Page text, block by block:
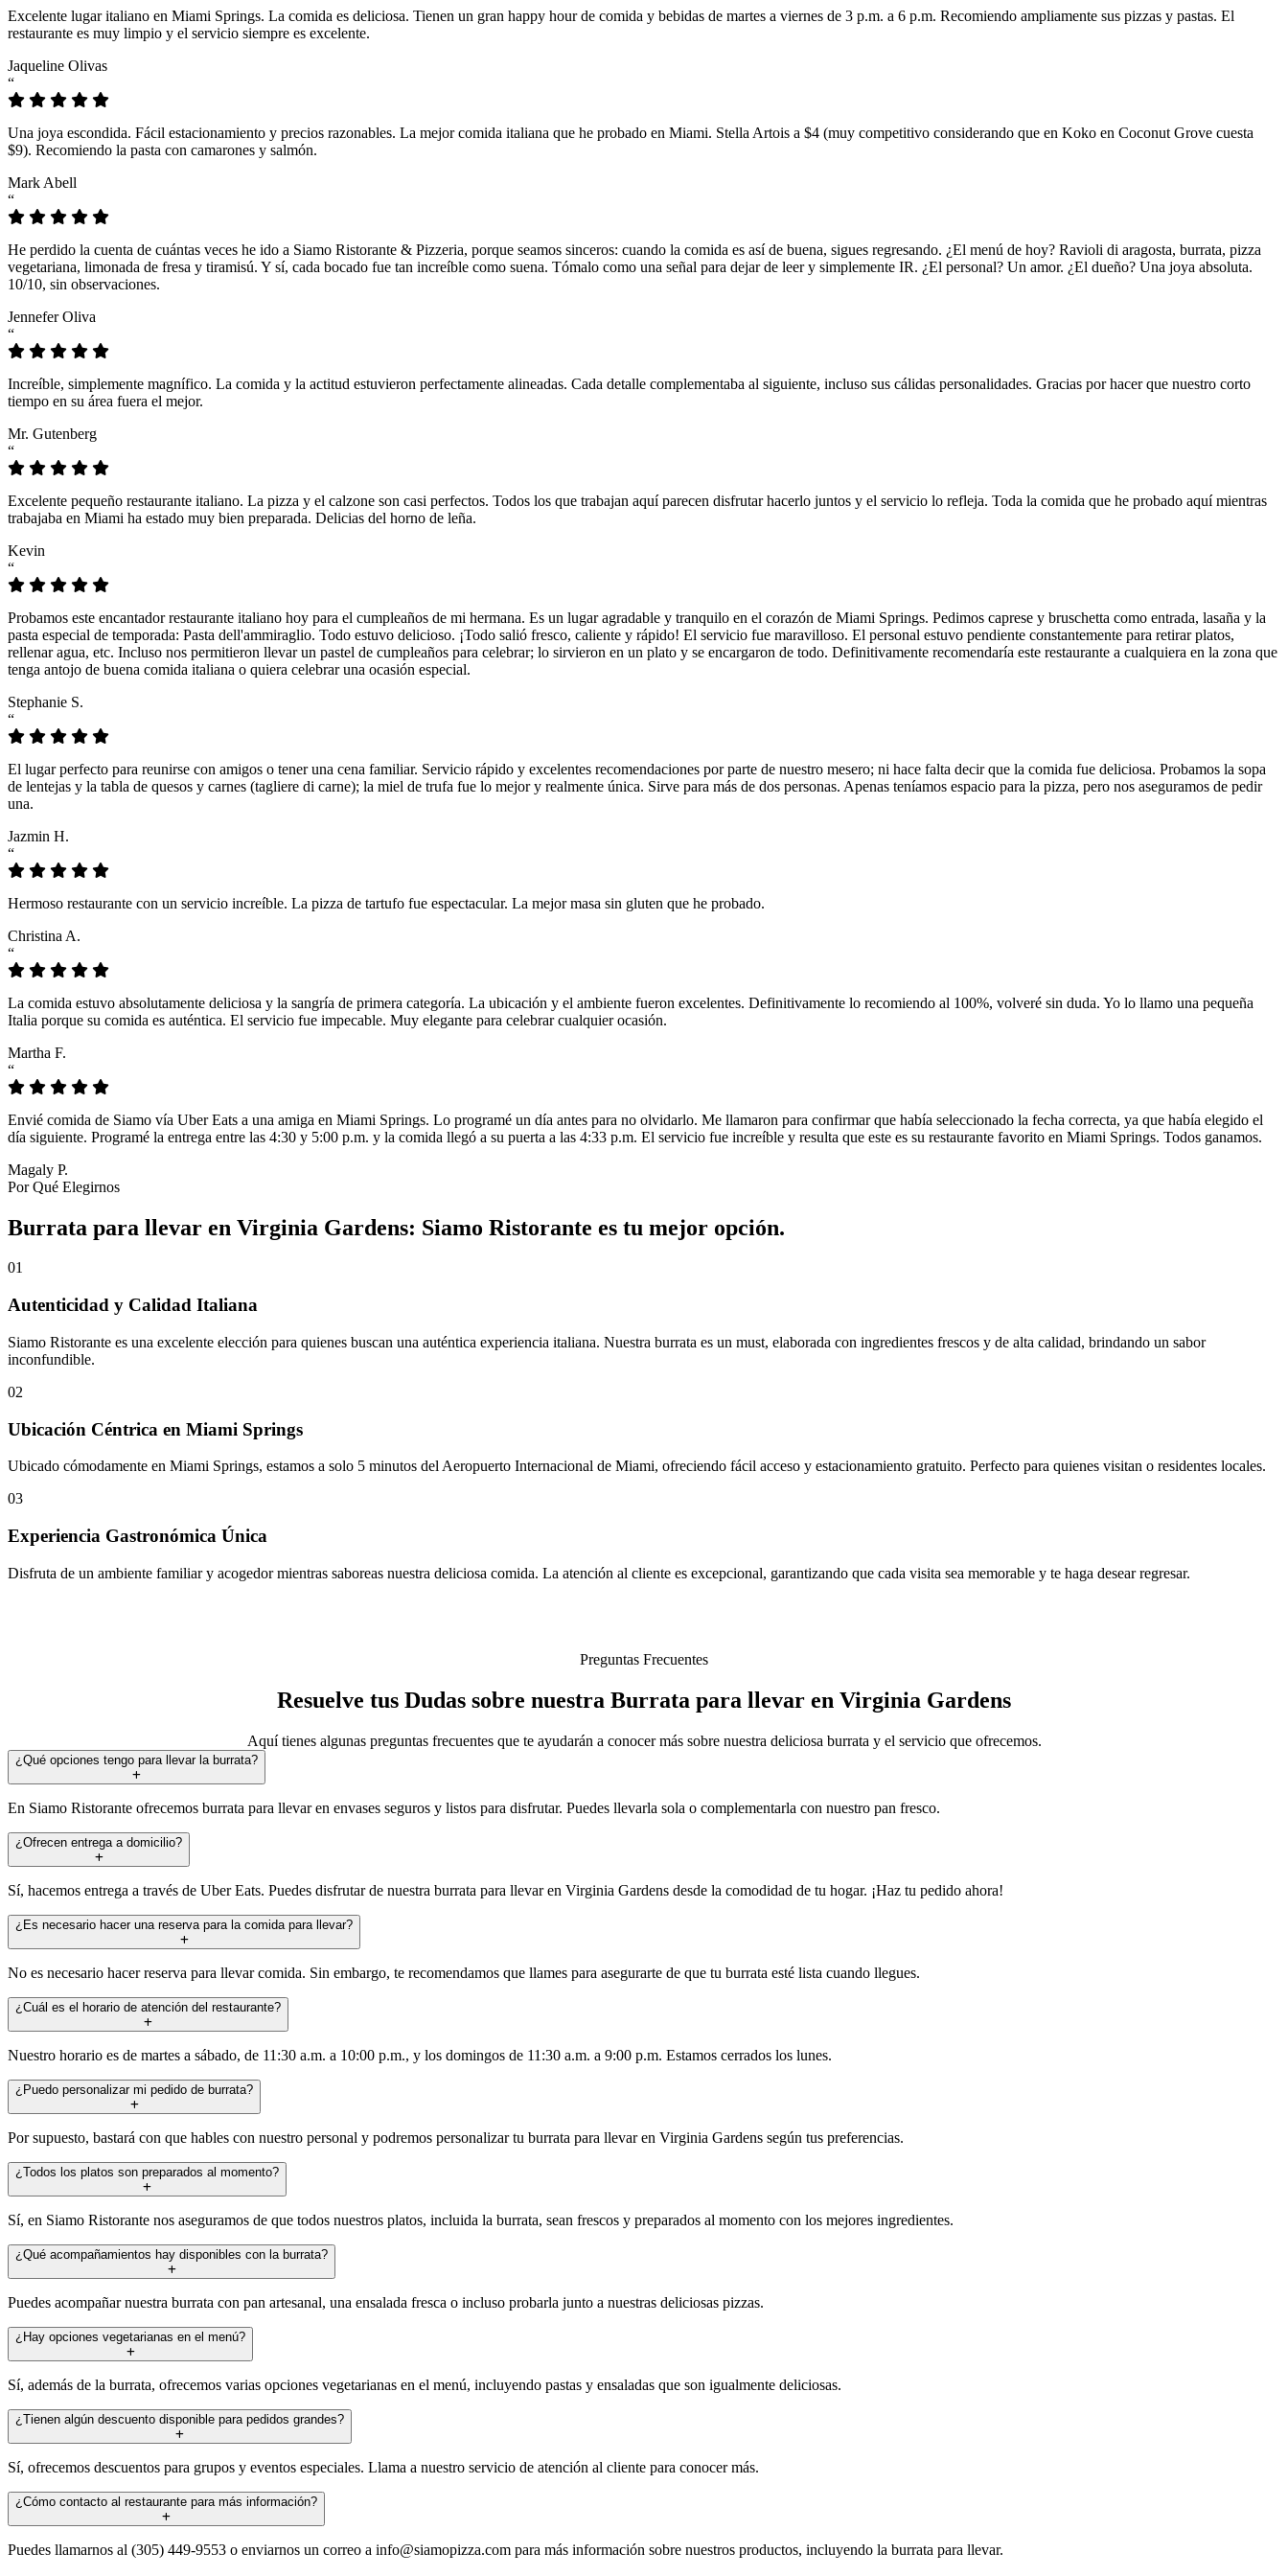
Excelente lugar italiano en Miami Springs. La comida es deliciosa. Tienen un gran happy hour de comida y bebidas de martes a viernes de 3 p.m. a 6 p.m. Recomiendo ampliamente sus pizzas y pastas. El
restaurante es muy limpio y el servicio siempre es excelente.
Jaqueline Olivas
“
Una joya escondida. Fácil estacionamiento y precios razonables. La mejor comida italiana que he probado en Miami. Stella Artois a $4 (muy competitivo considerando que en Koko en Coconut Grove cuesta
$9). Recomiendo la pasta con camarones y salmón.
Mark Abell
“
He perdido la cuenta de cuántas veces he ido a Siamo Ristorante & Pizzeria, porque seamos sinceros: cuando la comida es así de buena, sigues regresando. ¿El menú de hoy? Ravioli di aragosta, burrata, pizza
vegetariana, limonada de fresa y tiramisú. Y sí, cada bocado fue tan increíble como suena. Tómalo como una señal para dejar de leer y simplemente IR. ¿El personal? Un amor. ¿El dueño? Una joya absoluta.
10/10, sin observaciones.
Jennefer Oliva
“
Increíble, simplemente magnífico. La comida y la actitud estuvieron perfectamente alineadas. Cada detalle complementaba al siguiente, incluso sus cálidas personalidades. Gracias por hacer que nuestro corto
tiempo en su área fuera el mejor.
Mr. Gutenberg
“
Excelente pequeño restaurante italiano. La pizza y el calzone son casi perfectos. Todos los que trabajan aquí parecen disfrutar hacerlo juntos y el servicio lo refleja. Toda la comida que he probado aquí mientras
trabajaba en Miami ha estado muy bien preparada. Delicias del horno de leña.
Kevin
“
Probamos este encantador restaurante italiano hoy para el cumpleaños de mi hermana. Es un lugar agradable y tranquilo en el corazón de Miami Springs. Pedimos caprese y bruschetta como entrada, lasaña y la
pasta especial de temporada: Pasta dell'ammiraglio. Todo estuvo delicioso. ¡Todo salió fresco, caliente y rápido! El servicio fue maravilloso. El personal estuvo pendiente constantemente para retirar platos,
rellenar agua, etc. Incluso nos permitieron llevar un pastel de cumpleaños para celebrar; lo sirvieron en un plato y se encargaron de todo. Definitivamente recomendaría este restaurante a cualquiera en la zona que
tenga antojo de buena comida italiana o quiera celebrar una ocasión especial.
Stephanie S.
“
El lugar perfecto para reunirse con amigos o tener una cena familiar. Servicio rápido y excelentes recomendaciones por parte de nuestro mesero; ni hace falta decir que la comida fue deliciosa. Probamos la sopa
de lentejas y la tabla de quesos y carnes (tagliere di carne); la miel de trufa fue lo mejor y realmente única. Sirve para más de dos personas. Apenas teníamos espacio para la pizza, pero nos aseguramos de pedir
una.
Jazmin H.
“
Hermoso restaurante con un servicio increíble. La pizza de tartufo fue espectacular. La mejor masa sin gluten que he probado.
Christina A.
“
La comida estuvo absolutamente deliciosa y la sangría de primera categoría. La ubicación y el ambiente fueron excelentes. Definitivamente lo recomiendo al 100%, volveré sin duda. Yo lo llamo una pequeña
Italia porque su comida es auténtica. El servicio fue impecable. Muy elegante para celebrar cualquier ocasión.
Martha F.
“
Envié comida de Siamo vía Uber Eats a una amiga en Miami Springs. Lo programé un día antes para no olvidarlo. Me llamaron para confirmar que había seleccionado la fecha correcta, ya que había elegido el
día siguiente. Programé la entrega entre las 4:30 y 5:00 p.m. y la comida llegó a su puerta a las 4:33 p.m. El servicio fue increíble y resulta que este es su restaurante favorito en Miami Springs. Todos ganamos.
Magaly P.
Por Qué Elegirnos
Burrata para llevar en Virginia Gardens: Siamo Ristorante es tu mejor opción.
01
Autenticidad y Calidad Italiana
Siamo Ristorante es una excelente elección para quienes buscan una auténtica experiencia italiana. Nuestra burrata es un must, elaborada con ingredientes frescos y de alta calidad, brindando un sabor
inconfundible.
02
Ubicación Céntrica en Miami Springs
Ubicado cómodamente en Miami Springs, estamos a solo 5 minutos del Aeropuerto Internacional de Miami, ofreciendo fácil acceso y estacionamiento gratuito. Perfecto para quienes visitan o residentes locales.
03
Experiencia Gastronómica Única
Disfruta de un ambiente familiar y acogedor mientras saboreas nuestra deliciosa comida. La atención al cliente es excepcional, garantizando que cada visita sea memorable y te haga desear regresar.
Preguntas Frecuentes
Resuelve tus Dudas sobre nuestra Burrata para llevar en Virginia Gardens
Aquí tienes algunas preguntas frecuentes que te ayudarán a conocer más sobre nuestra deliciosa burrata y el servicio que ofrecemos.
¿Qué opciones tengo para llevar la burrata?
En Siamo Ristorante ofrecemos burrata para llevar en envases seguros y listos para disfrutar. Puedes llevarla sola o complementarla con nuestro pan fresco.
¿Ofrecen entrega a domicilio?
Sí, hacemos entrega a través de Uber Eats. Puedes disfrutar de nuestra burrata para llevar en Virginia Gardens desde la comodidad de tu hogar. ¡Haz tu pedido ahora!
¿Es necesario hacer una reserva para la comida para llevar?
No es necesario hacer reserva para llevar comida. Sin embargo, te recomendamos que llames para asegurarte de que tu burrata esté lista cuando llegues.
¿Cuál es el horario de atención del restaurante?
Nuestro horario es de martes a sábado, de 11:30 a.m. a 10:00 p.m., y los domingos de 11:30 a.m. a 9:00 p.m. Estamos cerrados los lunes.
¿Puedo personalizar mi pedido de burrata?
Por supuesto, bastará con que hables con nuestro personal y podremos personalizar tu burrata para llevar en Virginia Gardens según tus preferencias.
¿Todos los platos son preparados al momento?
Sí, en Siamo Ristorante nos aseguramos de que todos nuestros platos, incluida la burrata, sean frescos y preparados al momento con los mejores ingredientes.
¿Qué acompañamientos hay disponibles con la burrata?
Puedes acompañar nuestra burrata con pan artesanal, una ensalada fresca o incluso probarla junto a nuestras deliciosas pizzas.
¿Hay opciones vegetarianas en el menú?
Sí, además de la burrata, ofrecemos varias opciones vegetarianas en el menú, incluyendo pastas y ensaladas que son igualmente deliciosas.
¿Tienen algún descuento disponible para pedidos grandes?
Sí, ofrecemos descuentos para grupos y eventos especiales. Llama a nuestro servicio de atención al cliente para conocer más.
¿Cómo contacto al restaurante para más información?
Puedes llamarnos al (305) 449-9553 o enviarnos un correo a info@siamopizza.com para más información sobre nuestros productos, incluyendo la burrata para llevar.